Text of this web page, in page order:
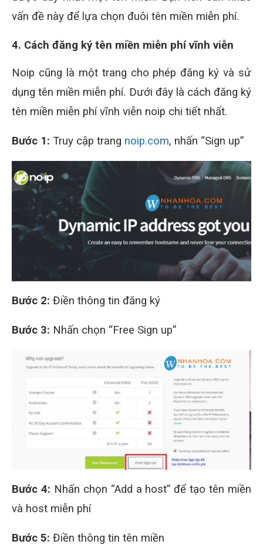
vấn đề này để lựa chọn đuôi tên miền miễn phí.
4. Cách đăng ký tên miền miễn phí vĩnh viễn
Noip cũng là một trang cho phép đăng ký và sử
dụng tên miền miễn phí. Dưới đây là cách đăng ký
tên miền miễn phí vĩnh viễn noip chi tiết nhất.
Bước 1: Truy cập trang noip.com, nhấn “Sign up”
Bước 2: Điền thông tin đăng ký
Bước 3: Nhấn chọn “Free Sign up”
Bước 4: Nhấn chọn “Add a host” để tạo tên miền
và host miễn phí
Bước 5: Điền thông tin tên miền